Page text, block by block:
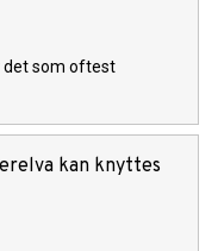
det som oftest
kan knyttes